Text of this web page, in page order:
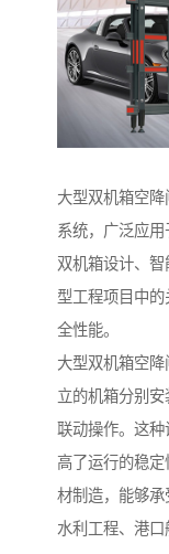
大型双机箱空降
系统，广泛应
双机箱设计、
型工程项目中
全性能。
大型双机箱空
立的机箱分别
联动操作。这
高了运行的稳
材制造，能够
水利工程、港口